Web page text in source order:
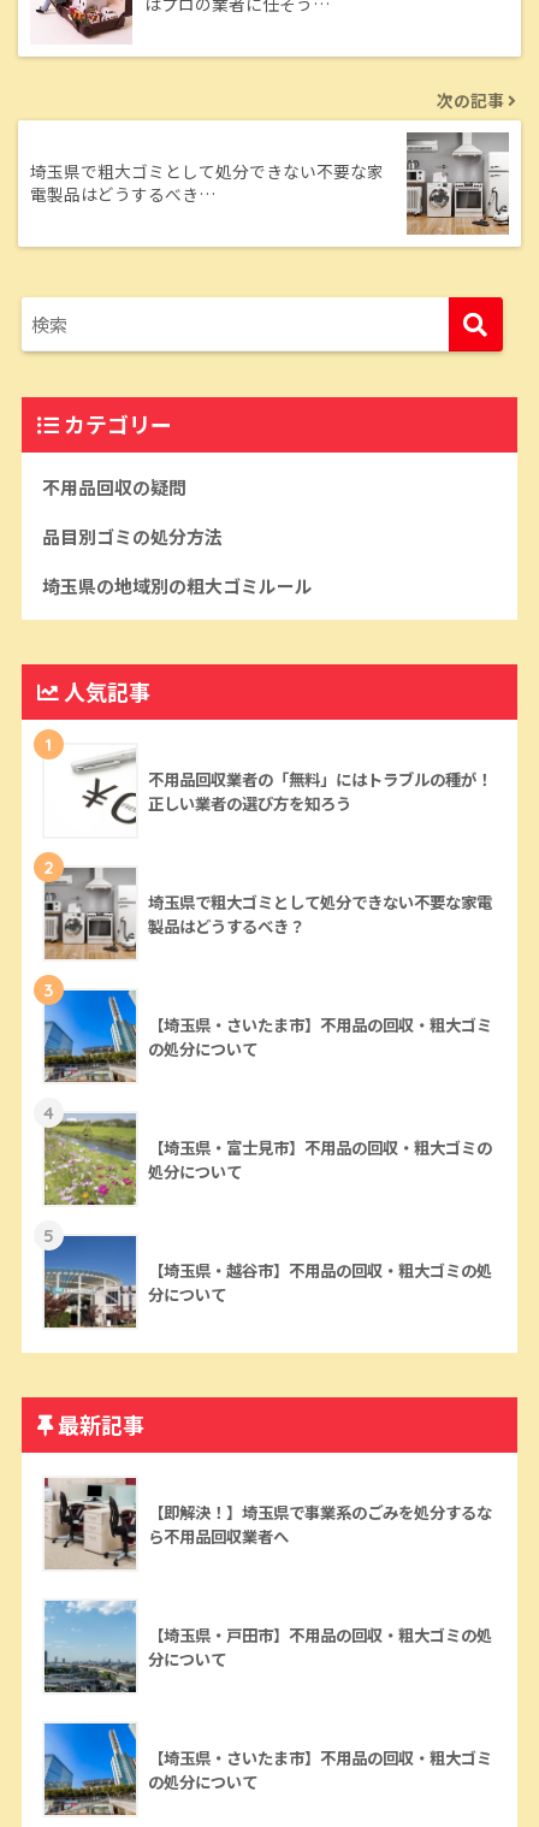
次の記事
埼玉県で粗大ゴミとして処分できない不要な家
電製品はどうするべき…
カテゴリー
不用品回収の疑問
品目別ゴミの処分方法
埼玉県の地域別の粗大ゴミルール
人気記事
1
不用品回収業者の「無料」にはトラブルの種が！
正しい業者の選び方を知ろう
2
埼玉県で粗大ゴミとして処分できない不要な家電
製品はどうするべき？
3
【埼玉県・さいたま市】不用品の回収・粗大ゴミ
の処分について
4
【埼玉県・富士見市】不用品の回収・粗大ゴミの
処分について
5
【埼玉県・越谷市】不用品の回収・粗大ゴミの処
分について
最新記事
【即解決！】埼玉県で事業系のごみを処分するな
ら不用品回収業者へ
【埼玉県・戸田市】不用品の回収・粗大ゴミの処
分について
【埼玉県・さいたま市】不用品の回収・粗大ゴミ
の処分について